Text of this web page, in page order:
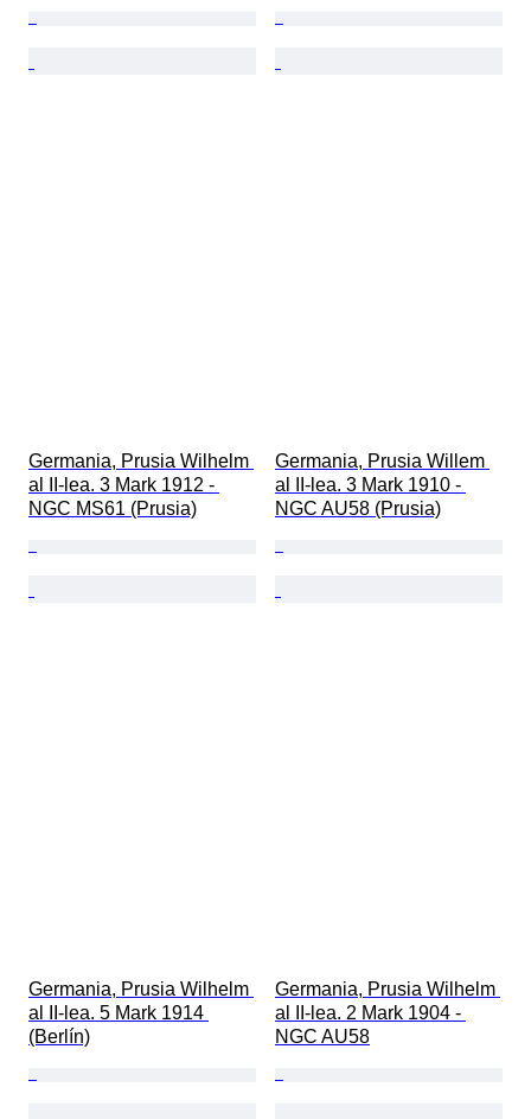
Germania, Prusia Wilhelm
al II-lea. 3 Mark 1912 -
NGC MS61 (Prusia)
Germania, Prusia Willem
al II-lea. 3 Mark 1910 -
NGC AU58 (Prusia)
Germania, Prusia Wilhelm
al II-lea. 5 Mark 1914
(Berlín)
Germania, Prusia Wilhelm
al II-lea. 2 Mark 1904 -
NGC AU58